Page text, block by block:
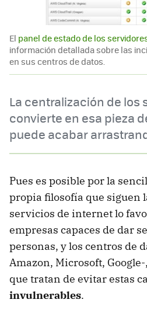
El panel de estado de los
información detallada sobre las
en sus centros de datos.
La centralización de los
convierte en esa pieza
puede acabar
Pues es posible por la
propia filosofía que siguen
servicios de internet lo
empresas capaces de dar
personas, y los centros de
Amazon, Microsoft,
que tratan de evitar estas
invulnerables.